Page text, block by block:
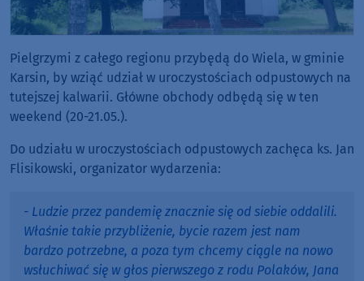
Pielgrzymi z całego regionu przybędą do Wiela, w gminie
Karsin, by wziąć udział w uroczystościach odpustowych na
tutejszej kalwarii. Główne obchody odbędą się w ten
weekend (20-21.05.).
Do udziału w uroczystościach odpustowych zachęca ks. Jan
Flisikowski, organizator wydarzenia:
- Ludzie przez pandemię znacznie się od siebie oddalili.
Właśnie takie przybliżenie, bycie razem jest nam
bardzo potrzebne, a poza tym chcemy ciągle na nowo
wsłuchiwać się w głos pierwszego z rodu Polaków, Jana